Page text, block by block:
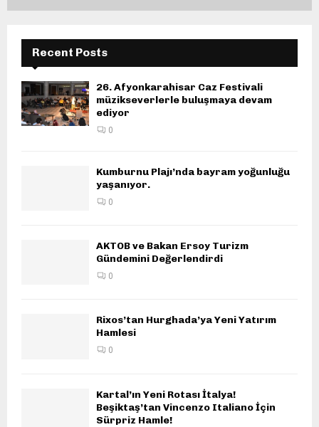
Recent Posts
26. Afyonkarahisar Caz Festivali
müzikseverlerle buluşmaya devam
ediyor
0
Kumburnu Plajı’nda bayram yoğunluğu
yaşanıyor.
0
AKTOB ve Bakan Ersoy Turizm
Gündemini Değerlendirdi
0
Rixos’tan Hurghada’ya Yeni Yatırım
Hamlesi
0
Kartal’ın Yeni Rotası İtalya!
Beşiktaş’tan Vincenzo Italiano İçin
Sürpriz Hamle!